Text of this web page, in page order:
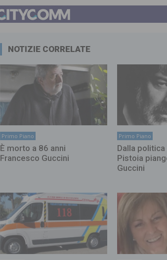
NOTIZIE CORRELATE
Primo Piano
È morto a 86 anni
Francesco Guccini
Primo Piano
Dalla
Pistoia
Guccini